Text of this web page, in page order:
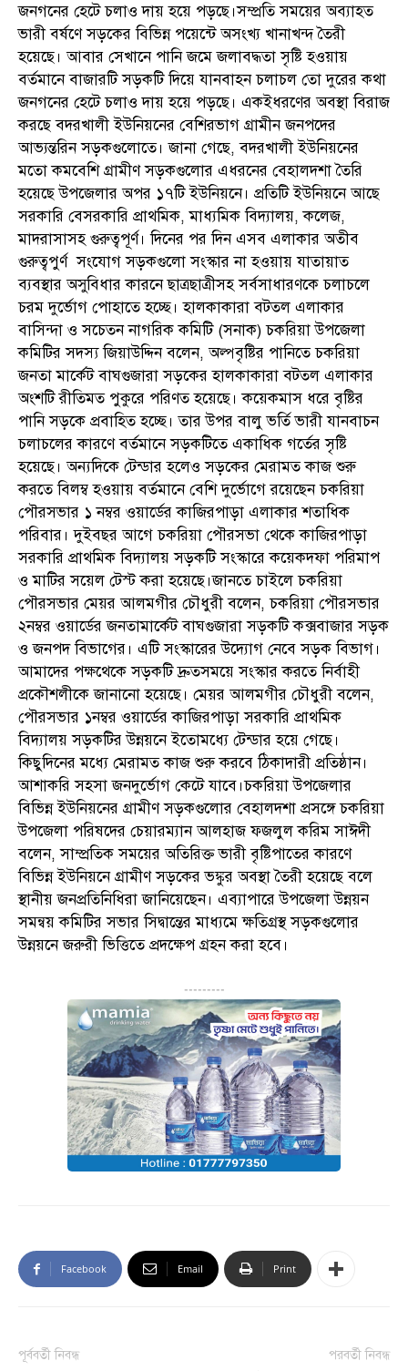
জনগনের হেটে চলাও দায় হয়ে পড়ছে।সম্প্রতি সময়ের অব্যাহত
ভারী বর্ষণে সড়কের বিভিন্ন পয়েন্টে অসংখ্য খানাখন্দ তৈরী
হয়েছে। আবার সেখানে পানি জমে জলাবদ্ধতা সৃষ্টি হওয়ায়
বর্তমানে বাজারটি সড়কটি দিয়ে যানবাহন চলাচল তো দুরের কথা
জনগনের হেটে চলাও দায় হয়ে পড়ছে। একইধরণের অবস্থা বিরাজ
করছে বদরখালী ইউনিয়নের বেশিরভাগ গ্রামীন জনপদের
আভ্যন্তরিন সড়কগুলোতে। জানা গেছে, বদরখালী ইউনিয়নের
মতো কমবেশি গ্রামীণ সড়কগুলোর এধরনের বেহালদশা তৈরি
হয়েছে উপজেলার অপর ১৭টি ইউনিয়নে। প্রতিটি ইউনিয়নে আছে
সরকারি বেসরকারি প্রাথমিক, মাধ্যমিক বিদ্যালয়, কলেজ,
মাদরাসাসহ গুরুত্বপূর্ণ। দিনের পর দিন এসব এলাকার অতীব
গুরুত্বপুর্ণ সংযোগ সড়কগুলো সংস্কার না হওয়ায় যাতায়াত
ব্যবস্থার অসুবিধার কারনে ছাত্রছাত্রীসহ সর্বসাধারণকে চলাচলে
চরম দুর্ভোগ পোহাতে হচ্ছে। হালকাকারা বটতল এলাকার
বাসিন্দা ও সচেতন নাগরিক কমিটি (সনাক) চকরিয়া উপজেলা
কমিটির সদস্য জিয়াউদ্দিন বলেন, অল্পবৃষ্টির পানিতে চকরিয়া
জনতা মার্কেট বাঘগুজারা সড়কের হালকাকারা বটতল এলাকার
অংশটি রীতিমত পুকুরে পরিণত হয়েছে। কয়েকমাস ধরে বৃষ্টির
পানি সড়কে প্রবাহিত হচ্ছে। তার উপর বালু ভর্তি ভারী যানবাচন
চলাচলের কারণে বর্তমানে সড়কটিতে একাধিক গর্তের সৃষ্টি
হয়েছে। অন্যদিকে টেন্ডার হলেও সড়কের মেরামত কাজ শুরু
করতে বিলম্ব হওয়ায় বর্তমানে বেশি দুর্ভোগে রয়েছেন চকরিয়া
পৌরসভার ১ নম্বর ওয়ার্ডের কাজিরপাড়া এলাকার শতাধিক
পরিবার। দুইবছর আগে চকরিয়া পৌরসভা থেকে কাজিরপাড়া
সরকারি প্রাথমিক বিদ্যালয় সড়কটি সংস্কারে কয়েকদফা পরিমাপ
ও মাটির সয়েল টেস্ট করা হয়েছে।জানতে চাইলে চকরিয়া
পৌরসভার মেয়র আলমগীর চৌধুরী বলেন, চকরিয়া পৌরসভার
২নম্বর ওয়ার্ডের জনতামার্কেট বাঘগুজারা সড়কটি কক্সবাজার সড়ক
ও জনপদ বিভাগের। এটি সংস্কারের উদ্যোগ নেবে সড়ক বিভাগ।
আমাদের পক্ষথেকে সড়কটি দ্রুতসময়ে সংস্কার করতে নির্বাহী
প্রকৌশলীকে জানানো হয়েছে। মেয়র আলমগীর চৌধুরী বলেন,
পৌরসভার ১নম্বর ওয়ার্ডের কাজিরপাড়া সরকারি প্রাথমিক
বিদ্যালয় সড়কটির উন্নয়নে ইতোমধ্যে টেন্ডার হয়ে গেছে।
কিছুদিনের মধ্যে মেরামত কাজ শুরু করবে ঠিকাদারী প্রতিষ্ঠান।
আশাকরি সহসা জনদুর্ভোগ কেটে যাবে।চকরিয়া উপজেলার
বিভিন্ন ইউনিয়নের গ্রামীণ সড়কগুলোর বেহালদশা প্রসঙ্গে চকরিয়া
উপজেলা পরিষদের চেয়ারম্যান আলহাজ ফজলুল করিম সাঈদী
বলেন, সাম্প্রতিক সময়ের অতিরিক্ত ভারী বৃষ্টিপাতের কারণে
বিভিন্ন ইউনিয়নে গ্রামীণ সড়কের ভঙ্কুর অবস্থা তৈরী হয়েছে বলে
স্থানীয় জনপ্রতিনিধিরা জানিয়েছেন। এব্যাপারে উপজেলা উন্নয়ন
সমন্বয় কমিটির সভার সিদ্বান্তের মাধ্যমে ক্ষতিগ্রস্থ সড়কগুলোর
উন্নয়নে জরুরী ভিত্তিতে প্রদক্ষেপ গ্রহন করা হবে।
---------
Facebook Email Print
পূর্ববর্তী নিবন্ধ পরবর্তী নিবন্ধ